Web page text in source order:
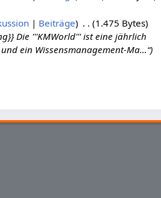
Beiträge
1.475 Bytes
Die '''KMWorld''' ist eine jährlich
ein Wissensmanagement-Ma…“